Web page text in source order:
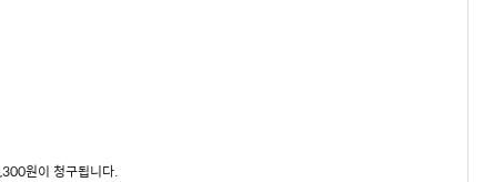
원이 청구됩니다.